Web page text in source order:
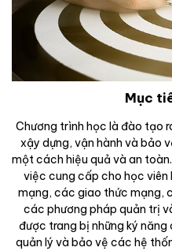
Mục
Chương trình học là đào tạo
xậy dựng, vận hành và bảo
một cách hiệu quả và an
việc cung cấp cho học viên
mạng, các giao thức mạng,
các phương pháp quản trị
được trang bị những ký
quản lý và bảo vệ các hệ